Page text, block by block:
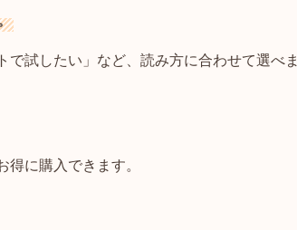
で試したい」など、読み方に合わせて選べま
に購入できます。